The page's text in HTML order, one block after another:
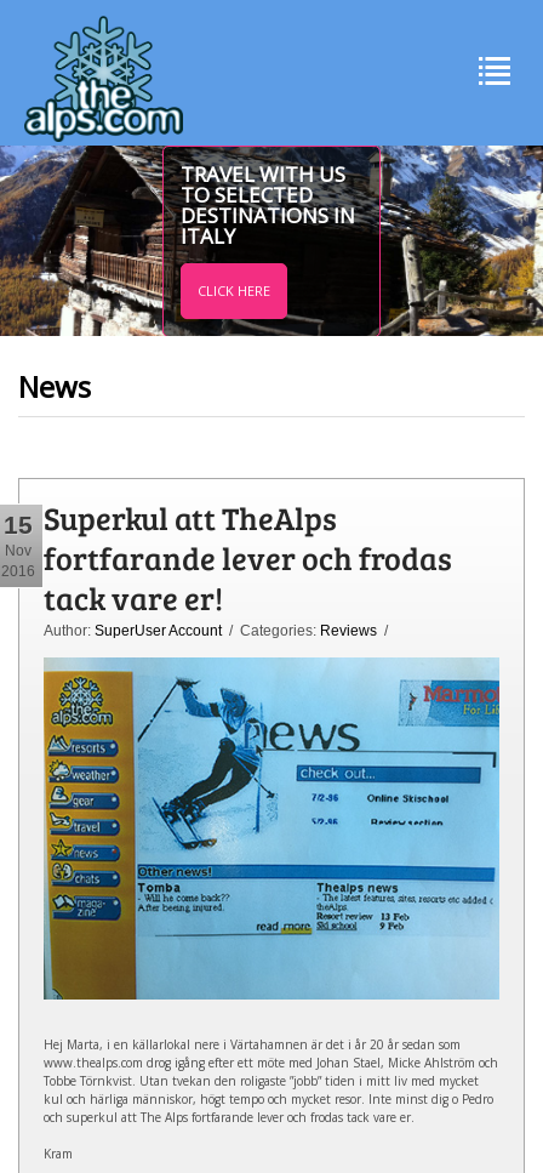
TRAVEL WITH US
TO SELECTED
DESTINATIONS IN
ITALY
CLICK HERE
News
15
Nov
2016
Superkul att TheAlps
fortfarande lever och frodas
tack vare er!
Author: SuperUser Account/ Categories: Reviews /
Hej Marta, i en källarlokal nere i Värtahamnen är det i år 20 år sedan som
www.thealps.com drog igång efter ett möte med Johan Stael, Micke Ahlström och
Tobbe Törnkvist. Utan tvekan den roligaste ”jobb” tiden i mitt liv med mycket
kul och härliga människor, högt tempo och mycket resor. Inte minst dig o Pedro
och superkul att The Alps fortfarande lever och frodas tack vare er.
Kram